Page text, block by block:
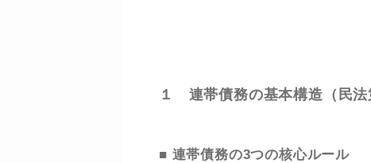
１ 連帯債務の基本構造（民法
■ 連帯債務の3つの核心ルール